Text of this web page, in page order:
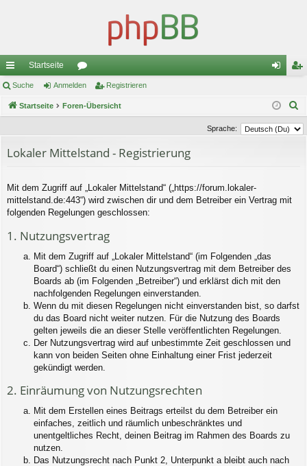
ch
ne
ug
Startseite
or
en m
el
ist
rie
Suche Anmelden Registrieren
Startseite Foren-Übersicht
c
Sprache:
Lokaler Mittelstand - Registrierung
Mit dem Zugriff auf „Lokaler Mittelstand“ („https://forum.lokaler-
mittelstand.de:443“) wird zwischen dir und dem Betreiber ein Vertrag mit
folgenden Regelungen geschlossen:
1. Nutzungsvertrag
Mit dem Zugriff auf „Lokaler Mittelstand“ (im Folgenden „das
Board“) schließt du einen Nutzungsvertrag mit dem Betreiber des
Boards ab (im Folgenden „Betreiber“) und erklärst dich mit den
nachfolgenden Regelungen einverstanden.
Wenn du mit diesen Regelungen nicht einverstanden bist, so darfst
du das Board nicht weiter nutzen. Für die Nutzung des Boards
gelten jeweils die an dieser Stelle veröffentlichten Regelungen.
Der Nutzungsvertrag wird auf unbestimmte Zeit geschlossen und
kann von beiden Seiten ohne Einhaltung einer Frist jederzeit
gekündigt werden.
2. Einräumung von Nutzungsrechten
Mit dem Erstellen eines Beitrags erteilst du dem Betreiber ein
einfaches, zeitlich und räumlich unbeschränktes und
unentgeltliches Recht, deinen Beitrag im Rahmen des Boards zu
nutzen.
Das Nutzungsrecht nach Punkt 2, Unterpunkt a bleibt auch nach